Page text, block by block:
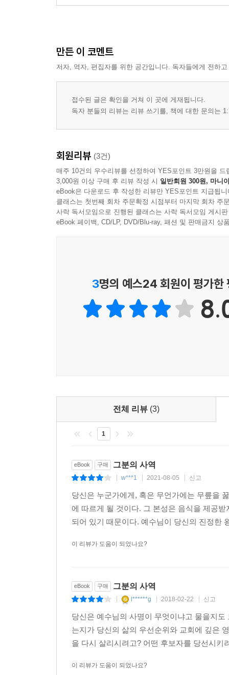
만든 이 코멘트
저자, 역자, 편집자를 위한 공간입니다. 독자들에게 전하
접수된 글은 확인을 거쳐 이 곳에 게재됩니다.
독자 분들의 리뷰는 리뷰 쓰기를, 책에 대한 문의는
회원리뷰 (3건)
매주 10건의 우수리뷰를 선정하여 YES포인트 3만원을 드
3,000원 이상 구매 후 리뷰 작성 시 일반회원 300원, 마니
eBook은 다운로드 후 작성한 리뷰만 YES포인트 지급됩니
클래스는 첫번째 회차 주문확정 시점부터 마지막 회차 주
사락 독서모임으로 진행된 클래스는 사락 독서모임 게시
eBook 페이백, CD/LP, DVD/Blu-ray, 패션 및 판매금지 상
3명의 예스24 회원이 평가한
전체 리뷰 (3)
1
eBook 구매 그분의 사역
w***1 2021-08-05 신고
당신은 누군가에게, 혹은 무언가에는 무릎을
에 따르게 될 것이다. 그 본성은 음식을 제공
되어 있기 때문이다. 예수님이 당신의 진정한
이 리뷰가 도움이 되었나요?
eBook 구매 그분의 사역
l******g 2018-02-22 신고
당신은 예수님의 사명이 무엇이냐고 물을지
는지가 당신의 삶의 우선순위와 교회에 깊은
을 다시 살리시려고? 어떤 후보자를 당선시
이 리뷰가 도움이 되었나요?